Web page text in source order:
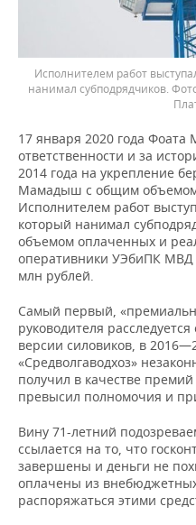
Исполнителем работ
нанимал субподрядчиков.
17 января 2020 года
ответственности и за
2014 года на укрепление
Мамадыш с общим объемом
Исполнителем работ
который нанимал
объемом оплаченных и
оперативники УЭбиПК МВД
млн рублей.
Самый первый,
руководителя
версии силовиков, в
«Средволгаводхоз»
получил в качестве
превысил полномочия и
Вину 71-летний
ссылается на то, что
завершены и деньги не
оплачены из
распоряжаться этими